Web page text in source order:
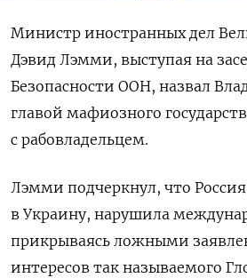
Министр иностранных дел
Дэвид Лэмми, выступая на
Безопасности ООН, назвал
главой мафиозного
с рабовладельцем.
Лэмми подчеркнул, что
в Украину, нарушила
прикрываясь ложными
интересов так называемого